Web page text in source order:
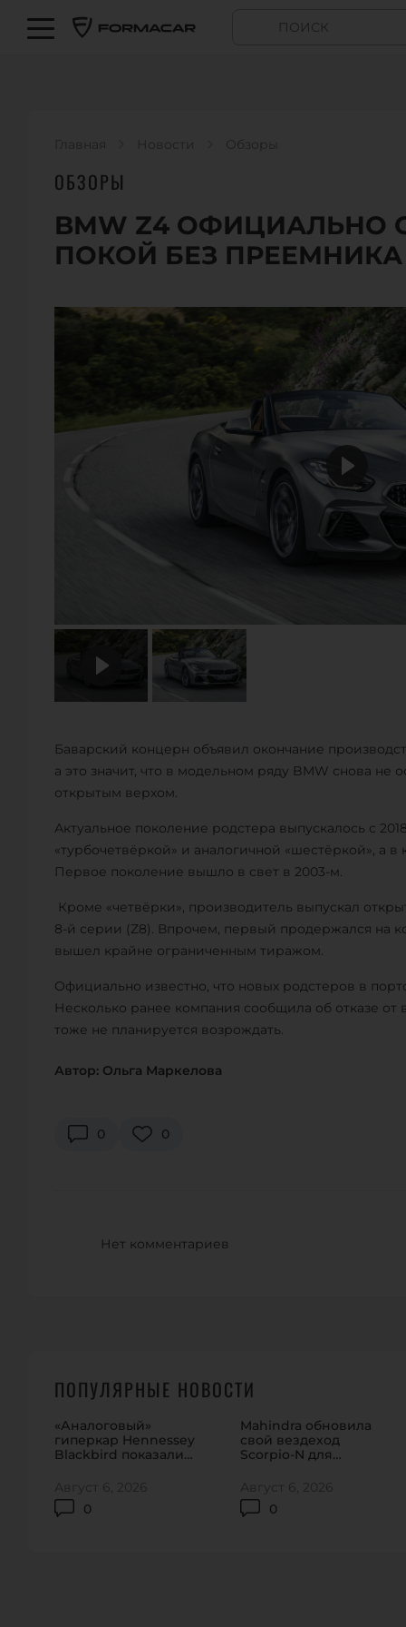
Главная Новости Обзоры
ОБЗОРЫ
BMW Z4 ОФИЦИАЛЬНО
ПОКОЙ БЕЗ ПРЕЕМНИКА
Баварский концерн объявил окончание
а это значит, что в модельном ряду BMW снова не
открытым верхом.
Актуальное поколение родстера выпускалось с
«турбочетвёркой» и аналогичной «шестёркой»,
Первое поколение вышло в свет в 2003-м.
Кроме «четвёрки», производитель выпускал
8-й серии (Z8). Впрочем, первый продержался на
вышел крайне ограниченным тиражом.
Официально известно, что новых родстеров в
Несколько ранее компания сообщила об отказе от
тоже не планируется возрождать.
Автор: Ольга Маркелова
0 0
Нет комментариев
ПОПУЛЯРНЫЕ НОВОСТИ
«Аналоговый»
гиперкар Hennessey
Blackbird показали
0
Август 6, 2026
Mahindra обновила
свой вездеход
Scorpio-N для
0
Август 6, 2026